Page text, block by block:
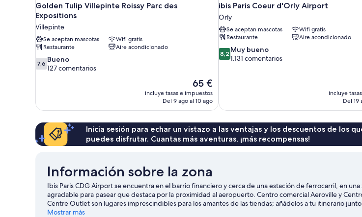
Golden Tulip Villepinte Roissy Parc des
Expositions
Villepinte
Se aceptan mascotas
Wifi gratis
Restaurante
Aire acondicionado
7.6
sobre
7,6 Bueno
127 comentarios
El
precio
actual
65 €
65 €
incluye tasas e impuestos
Del 9 ago al 10 ago
ibis Paris Coeur d'Orly Airport
Orly
Se aceptan mascotas
Wifi gratis
Restaurante
Aire acondicionado
8.2
sobre
8,2 Muy bueno
1.131 comentarios
incluye
Del 19
Inicia sesión para echar un vistazo a las ventajas y los descuentos de los
puedes disfrutar. Cuantas más aventuras, ¡más recompensas!
Información sobre la zona
Ibis Paris CDG Airport se encuentra en el barrio financiero y cerca de una estación de ferrocarril, en una
agradable para pasear que destaca por la proximidad al aeropuerto. Centro comercial Aeroville y
Centre Outlet son lugares imprescindibles para los amantes de las tiendas; añádelos a tu itinerario
turísticos como Parc Astérix. También merece la pena acercarse a Centro de Exposiciones de Villepinte y
Mostrar más